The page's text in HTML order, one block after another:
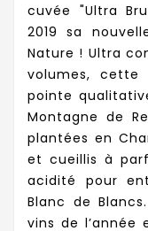
cuvée "Ultra
2019 sa
Nature ! Ultra
volumes,
pointe
Montagne de
plantées en
et cueillis à
acidité pour
Blanc de
vins de